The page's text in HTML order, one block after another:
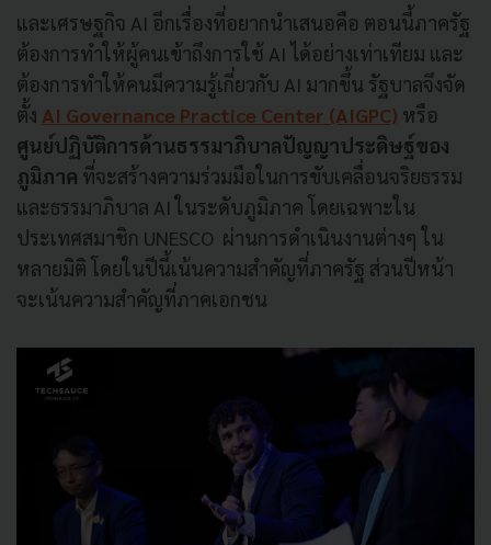
และเศรษฐกิจ AI อีกเรื่องที่อยากนำเสนอคือ ตอนนี้ภาครัฐ
ต้องการทำให้ผู้คนเข้าถึงการใช้ AI ได้อย่างเท่าเทียม และ
ต้องการทำให้คนมีความรู้เกี่ยวกับ AI มากขึ้น รัฐบาลจึงจัด
ตั้ง AI Governance Practice Center (AIGPC) หรือ
ศูนย์ปฏิบัติการด้านธรรมาภิบาลปัญญาประดิษฐ์ของ
ภูมิภาค ที่จะสร้างความร่วมมือในการขับเคลื่อนจริยธรรม
และธรรมาภิบาล AI ในระดับภูมิภาค โดยเฉพาะใน
ประเทศสมาชิก UNESCO ผ่านการดำเนินงานต่างๆ ใน
หลายมิติ โดยในปีนี้เน้นความสำคัญที่ภาครัฐ ส่วนปีหน้า
จะเน้นความสำคัญที่ภาคเอกชน